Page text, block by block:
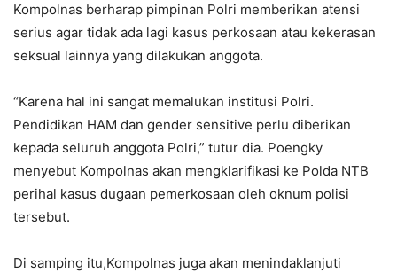
Kompolnas berharap pimpinan Polri memberikan atensi
serius agar tidak ada lagi kasus perkosaan atau kekerasan
seksual lainnya yang dilakukan anggota.
“Karena hal ini sangat memalukan institusi Polri.
Pendidikan HAM dan gender sensitive perlu diberikan
kepada seluruh anggota Polri,” tutur dia. Poengky
menyebut Kompolnas akan mengklarifikasi ke Polda NTB
perihal kasus dugaan pemerkosaan oleh oknum polisi
tersebut.
Di samping itu,Kompolnas juga akan menindaklanjuti